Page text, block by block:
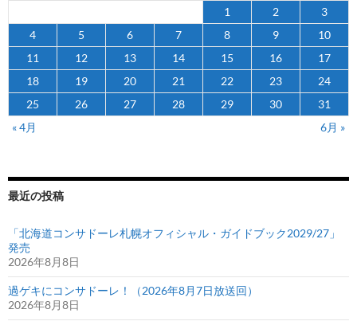
ス
マ
ス
ト
と
く
ト
ク
シ
ョ
1
2
3
4
5 6 7 8 9
10
11
12 13 14 15 16
17
18
19 20 21 22 23
24
25
26 27 28 29 30
31
« 4月
6月 »
最近の投稿
「北海道コンサドーレ札幌オフィシャル・ガイドブック2029/27」
発売
2026年8月8日
過ゲキにコンサドーレ！（2026年8月7日放送回）
2026年8月8日